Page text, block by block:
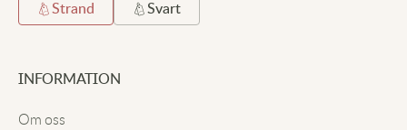
Strand Svart
INFORMATION
Om oss